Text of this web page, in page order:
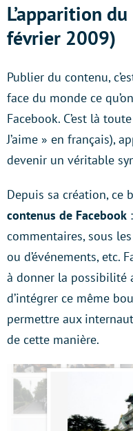
L’apparition
février 2009)
Publier du contenu,
face du monde ce
Facebook. C’est là
J’aime » en français),
devenir un véritable
Depuis sa création, ce
contenus de Facebook
commentaires, sous
ou d’événements, etc.
à donner la possibilité
d’intégrer ce même
permettre aux
de cette manière.